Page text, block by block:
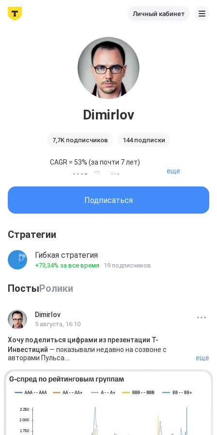
Личный кабинет
Dimirlov
7,7K подписчиков 144 подписки
CAGR = 53% (за почти 7 лет)
• 2025 год   +41%
• 2022 год   +5%
• 2021 год   +23%
• 2020 год   +31%
Среднесрочная и краткосрочная торговля:
еще
Подписаться
Стратегии
Гибкая стратегия
+73,34% за все время · 19 подписчиков
ПостыРолики
Dimirlov
5 августа, 16:10
Хочу поделиться цифрами из презентации Т-
Инвестиций — показывали недавно на созвоне с
авторами Пульса.
Российским компаниям в этом году
рефинансировать больше 4 трлн рублей долга
ранее было 2,1 трлн. Объём почти удвоился — и
эти деньги занимали.
Компания на постоянном рефинансе не разоряется от
плохого квартала. Она разоряется, когда ей перестают
еще